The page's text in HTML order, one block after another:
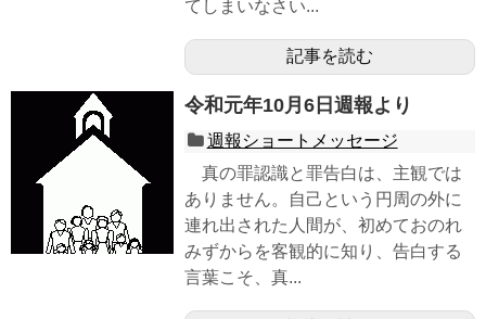
てしまいなさい...
記事を読む
令和元年10月6日週報より
週報ショートメッセージ
真の罪認識と罪告白は、主観では
ありません。自己という円周の外に
連れ出された人間が、初めておのれ
みずからを客観的に知り、告白する
言葉こそ、真...